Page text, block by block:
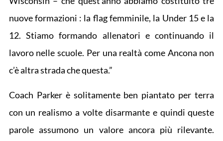
nuove formazioni : la flag femminile, la Under 15 e la
12. Stiamo formando allenatori e continuando il
lavoro nelle scuole. Per una realtà come Ancona non
c’è altra strada che questa.”
Coach Parker è solitamente ben piantato per terra
con un realismo a volte disarmante e quindi queste
parole assumono un valore ancora più rilevante.